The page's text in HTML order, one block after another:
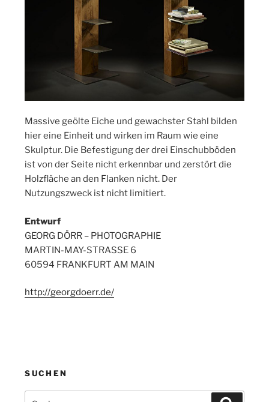
Massive geölte Eiche und gewachster Stahl bilden
hier eine Einheit und wirken im Raum wie eine
Skulptur. Die Befestigung der drei Einschubböden
ist von der Seite nicht erkennbar und zerstört die
Holzfläche an den Flanken nicht. Der
Nutzungszweck ist nicht limitiert.
Entwurf
GEORG DÖRR – PHOTOGRAPHIE
MARTIN-MAY-STRASSE 6
60594 FRANKFURT AM MAIN
http://georgdoerr.de/
SUCHEN